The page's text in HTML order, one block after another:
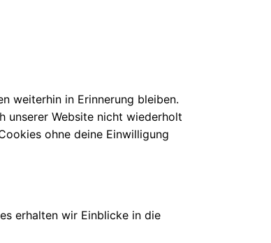
weiterhin in Erinnerung bleiben.
unserer Website nicht wiederholt
ohne deine Einwilligung
erhalten wir Einblicke in die